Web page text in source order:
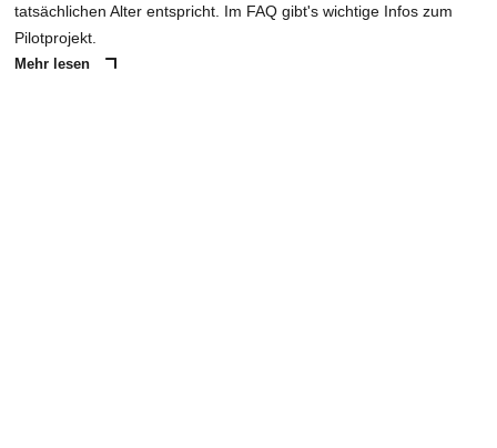
tatsächlichen Alter entspricht. Im FAQ gibt's wichtige Infos zum
Pilotprojekt.
Mehr lesen